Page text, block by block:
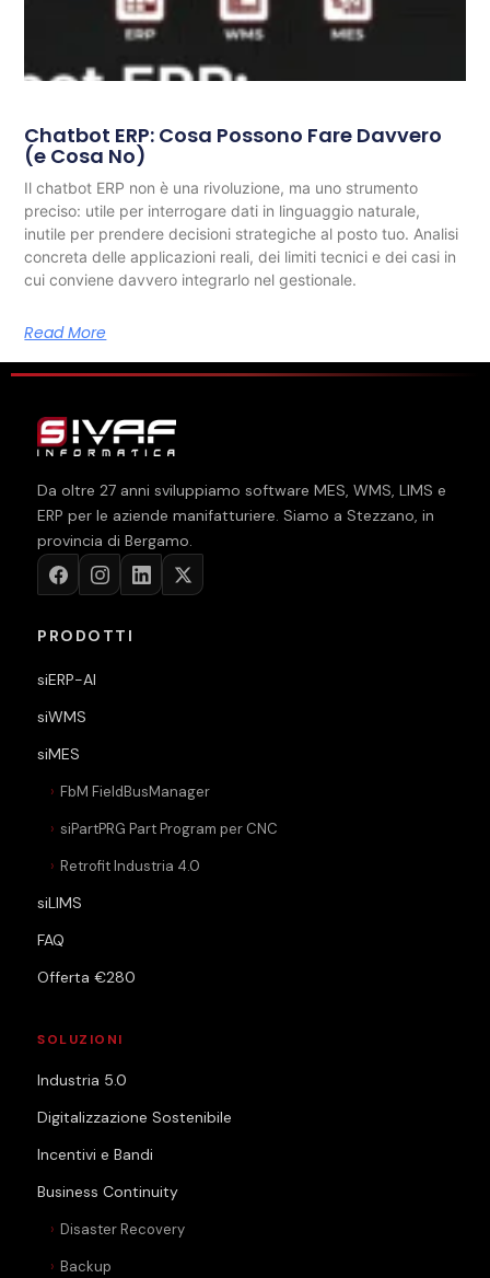
Chatbot ERP: Cosa Possono Fare Davvero
(e Cosa No)
Il chatbot ERP non è una rivoluzione, ma uno strumento
preciso: utile per interrogare dati in linguaggio naturale,
inutile per prendere decisioni strategiche al posto tuo. Analisi
concreta delle applicazioni reali, dei limiti tecnici e dei casi in
cui conviene davvero integrarlo nel gestionale.
Read More
Da oltre 27 anni sviluppiamo software MES, WMS, LIMS e
ERP per le aziende manifatturiere. Siamo a Stezzano, in
provincia di Bergamo.
PRODOTTI
siERP-AI
siWMS
siMES
FbM FieldBusManager
siPartPRG Part Program per CNC
Retrofit Industria 4.0
siLIMS
FAQ
Offerta €280
SOLUZIONI
Industria 5.0
Digitalizzazione Sostenibile
Incentivi e Bandi
Business Continuity
Disaster Recovery
Backup